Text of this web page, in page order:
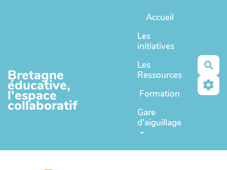
Bretagne
éducative,
l'espace
collaboratif
Accueil
Les
initiatives
Les
Ressources
Formation
Gare
d'aiguillage